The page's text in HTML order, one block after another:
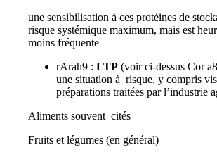
une sensibilisation à ces protéines de
risque systémique maximum, mais est
moins fréquente
rArah9 : LTP(voir ci-dessus Cor
une situation à risque, y compris
préparations traitées par l’industrie
Aliments souvent cités
Fruits et légumes (en général)